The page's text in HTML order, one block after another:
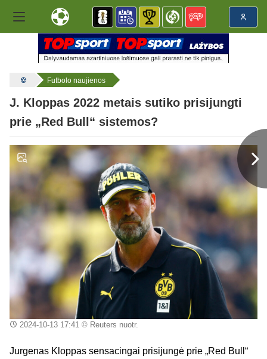
Futbolo naujienos
J. Kloppas 2022 metais sutiko prisijungti
prie „Red Bull“ sistemos?
2024-10-13 17:41 © Reuters nuotr.
Jurgenas Kloppas sensacingai prisijungė prie „Red Bull“